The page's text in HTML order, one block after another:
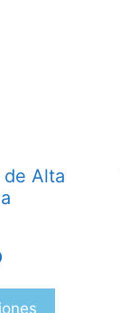
de Alta